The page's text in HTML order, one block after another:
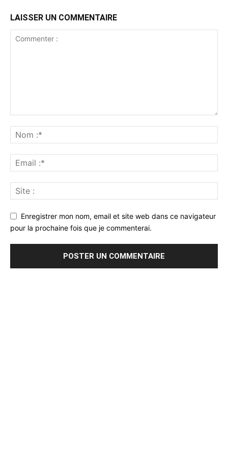
LAISSER UN COMMENTAIRE
Enregistrer mon nom, email et site web dans ce navigateur
pour la prochaine fois que je commenterai.